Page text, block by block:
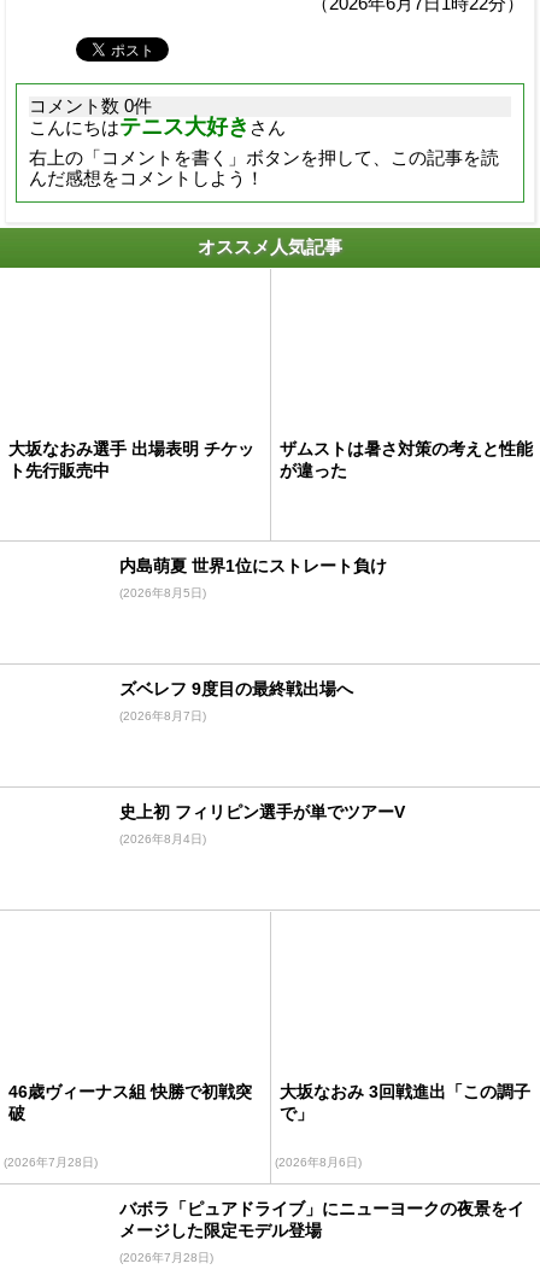
コメント数 0件
こんにちはテニス大好き さん
右上の「コメントを書く」ボタンを押して、この記事を読
んだ感想をコメントしよう！
オススメ人気記事
大坂なおみ選手 出場表明 チケッ
ト先行販売中
ザムストは暑さ対策の考えと性能
が違った
内島萌夏 世界1位にストレート負け
(2026年8月5日)
ズベレフ 9度目の最終戦出場へ
(2026年8月7日)
史上初 フィリピン選手が単でツアーV
(2026年8月4日)
46歳ヴィーナス組 快勝で初戦突
破
(2026年7月28日)
大坂なおみ 3回戦進出「この調子
で」
(2026年8月6日)
バボラ「ピュアドライブ」にニューヨークの夜景をイ
メージした限定モデル登場
(2026年7月28日)